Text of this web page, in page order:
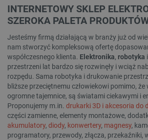
INTERNETOWY SKLEP
SZEROKA PALETA
Jesteśmy firmą działającą w branży już od
nam stworzyć kompleksową ofertę
współczesnego klienta. Elektronika, robotyka i
przestrzeni lat bardzo się rozwinęły i wciąż
rozpędu. Sama robotyka i drukowanie
bliższe przeciętnemu człowiekowi pomimo,
ogromne tajemnice, są światami ciekawymi i
Proponujemy m.in. drukarki 3D i akcesoria do
części zamienne, elementy montażowe,
akumulatory, diody, konwertery, magnesy,
programatory, przewody, złącza, przekaźniki,